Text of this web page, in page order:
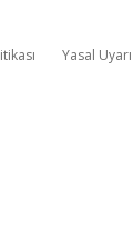
Yasal Uyarı